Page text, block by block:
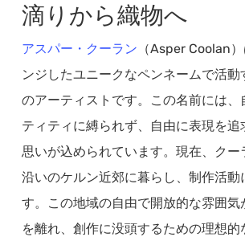
滴りから織物へ
アスパー・クーラン （Asper Coolan
ンジしたユニークなペンネームで活動
のアーティストです。この名前には、
ティティに縛られず、自由に表現を追
思いが込められています。現在、クー
沿いのケルン近郊に暮らし、制作活動
す。この地域の自由で開放的な雰囲気
を離れ、創作に没頭するための理想的